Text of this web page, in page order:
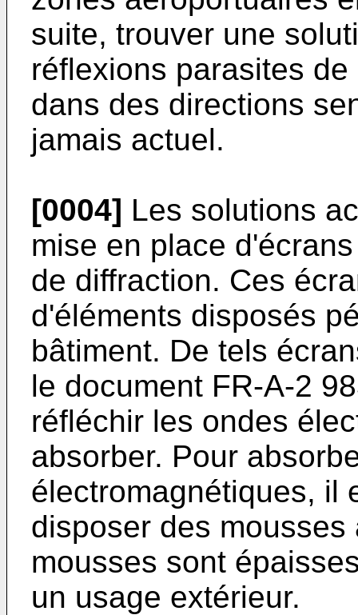
suite, trouver une
réflexions parasites
dans des directions
jamais actuel.
[0004] Les solutions
mise en place
de diffraction. Ces
d'éléments disposés
bâtiment. De tels
le document FR-A-2
réfléchir les ondes
absorber. Pour
électromagnétiques, il
disposer des
mousses sont
un usage extérieur.